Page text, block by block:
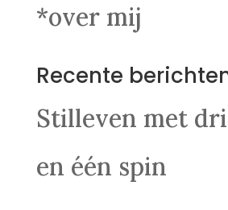
*over mij
Recente
Stilleven met
en één spin